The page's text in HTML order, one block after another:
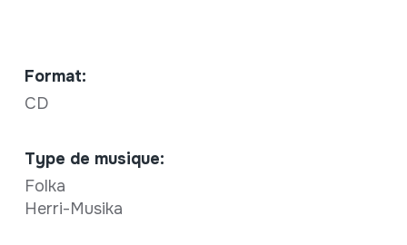
Format:
CD
Type de musique:
Folka
Herri-Musika